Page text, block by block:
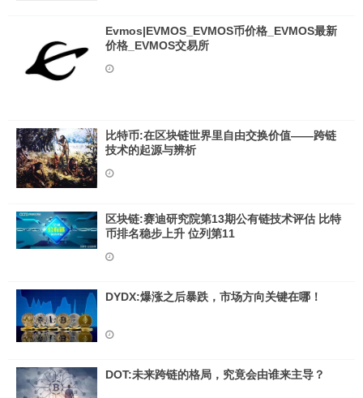
Evmos|EVMOS_EVMOS币价格_EVMOS最新
价格_EVMOS交易所
比特币:在区块链世界里自由交换价值——跨链
技术的起源与辨析
区块链:赛迪研究院第13期公有链技术评估 比特
币排名稳步上升 位列第11
DYDX:爆涨之后暴跌，市场方向关键在哪！
DOT:未来跨链的格局，究竟会由谁来主导？